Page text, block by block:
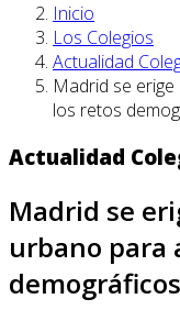
Inicio
Los Colegios
Actualidad
Madrid se
los retos
Actualidad
Madrid se
urbano para